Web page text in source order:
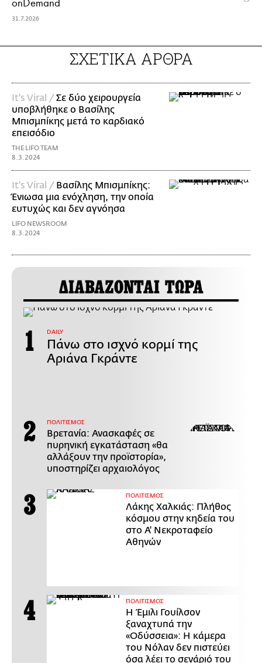
onDemand
31.7.2026
ΣΧΕΤΙΚΑ ΑΡΘΡΑ
It's Viral /Σε δύο χειρουργεία
υποβλήθηκε ο Βασίλης
Μπισμπίκης μετά το καρδιακό
επεισόδιο
THE LIFO TEAM
8.3.2024
It's Viral / Βασίλης Μπισμπίκης:
Ένιωσα μια ενόχληση, την οποία
ευτυχώς και δεν αγνόησα
LIFO NEWSROOM
8.3.2024
ΔΙΑΒΑΖΟΝΤΑΙ ΤΩΡΑ
DAILY
Πάνω στο ισχνό κορμί της
Αριάνα Γκράντε
ΠΟΛΙΤΙΣΜΟΣ
Βρετανία: Ανασκαφές σε
πυρηνική εγκατάσταση «θα
αλλάξουν την προϊστορία»,
υποστηρίζει αρχαιολόγος
ΠΟΛΙΤΙΣΜΟΣ
Λάκης Χαλκιάς: Πλήθος
κόσμου στην κηδεία του
στο Α' Νεκροταφείο
Αθηνών
ΠΟΛΙΤΙΣΜΟΣ
Η Έμιλι Γουίλσον
ξαναχτυπά την
«Οδύσσεια»: Η κάμερα
του Νόλαν δεν πιστεύει
όσα λέει το σενάριό του